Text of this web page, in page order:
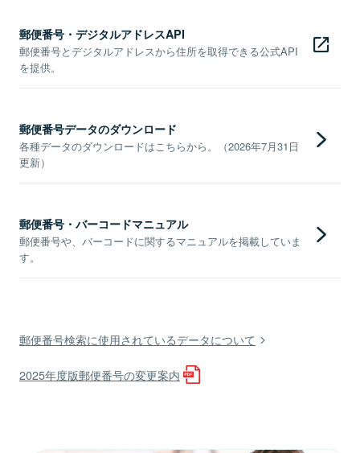
郵便番号・デジタルアドレスAPI
郵便番号とデジタルアドレスから住所を取得できる公式API
を提供。
郵便番号データのダウンロード
各種データのダウンロードはこちらから。（2026年7月31日
更新）
郵便番号・バーコードマニュアル
郵便番号や、バーコードに関するマニュアルを掲載していま
す。
郵便番号検索に使用されているデータについて
2025年度版郵便番号の変更案内